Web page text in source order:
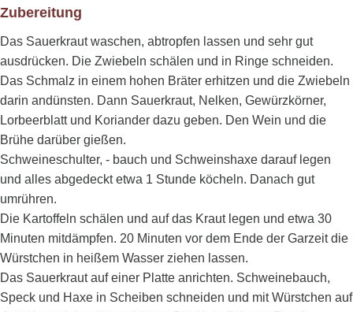
Zubereitung
Das Sauerkraut waschen, abtropfen lassen und sehr gut
ausdrücken. Die Zwiebeln schälen und in Ringe schneiden.
Das Schmalz in einem hohen Bräter erhitzen und die Zwiebeln
darin andünsten. Dann Sauerkraut, Nelken, Gewürzkörner,
Lorbeerblatt und Koriander dazu geben. Den Wein und die
Brühe darüber gießen.
Schweineschulter, - bauch und Schweinshaxe darauf legen
und alles abgedeckt etwa 1 Stunde köcheln. Danach gut
umrühren.
Die Kartoffeln schälen und auf das Kraut legen und etwa 30
Minuten mitdämpfen. 20 Minuten vor dem Ende der Garzeit die
Würstchen in heißem Wasser ziehen lassen.
Das Sauerkraut auf einer Platte anrichten. Schweinebauch,
Speck und Haxe in Scheiben schneiden und mit Würstchen auf